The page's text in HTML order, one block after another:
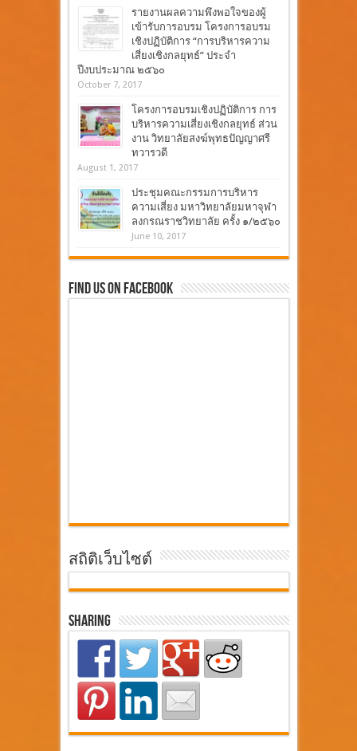
รายงานผลความพึงพอใจของผู้
เข้ารับการอบรม โครงการอบรม
เชิงปฏิบัติการ “การบริหารความ
เสี่ยงเชิงกลยุทธ์” ประจำ
ปีงบประมาณ ๒๕๖๐
October 7, 2017
โครงการอบรมเชิงปฏิบัติการ การ
บริหารความเสี่ยงเชิงกลยุทธ์ ส่วน
งาน วิทยาลัยสงฆ์พุทธปัญญาศรี
ทวารวดี
August 1, 2017
ประชุมคณะกรรมการบริหาร
ความเสี่ยง มหาวิทยาลัยมหาจุฬา
ลงกรณราชวิทยาลัย ครั้ง ๑/๒๕๖๐
June 10, 2017
Find Us On Facebook
สถิติเว็บไซต์
Sharing